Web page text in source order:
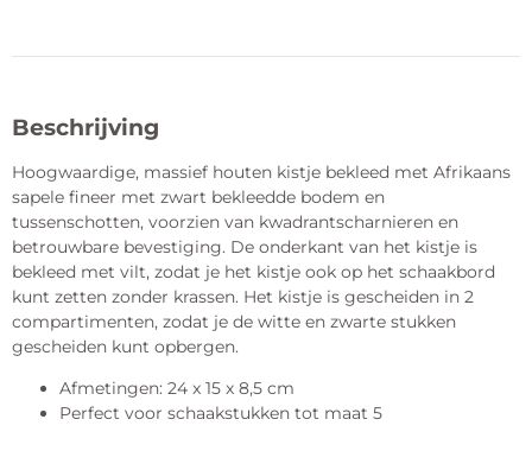
Beschrijving
Hoogwaardige, massief houten kistje bekleed met Afrikaans
sapele fineer met zwart bekleedde bodem en
tussenschotten, voorzien van kwadrantscharnieren en
betrouwbare bevestiging. De onderkant van het kistje is
bekleed met vilt, zodat je het kistje ook op het schaakbord
kunt zetten zonder krassen. Het kistje is gescheiden in 2
compartimenten, zodat je de witte en zwarte stukken
gescheiden kunt opbergen.
Afmetingen: 24 x 15 x 8,5 cm
Perfect voor schaakstukken tot maat 5